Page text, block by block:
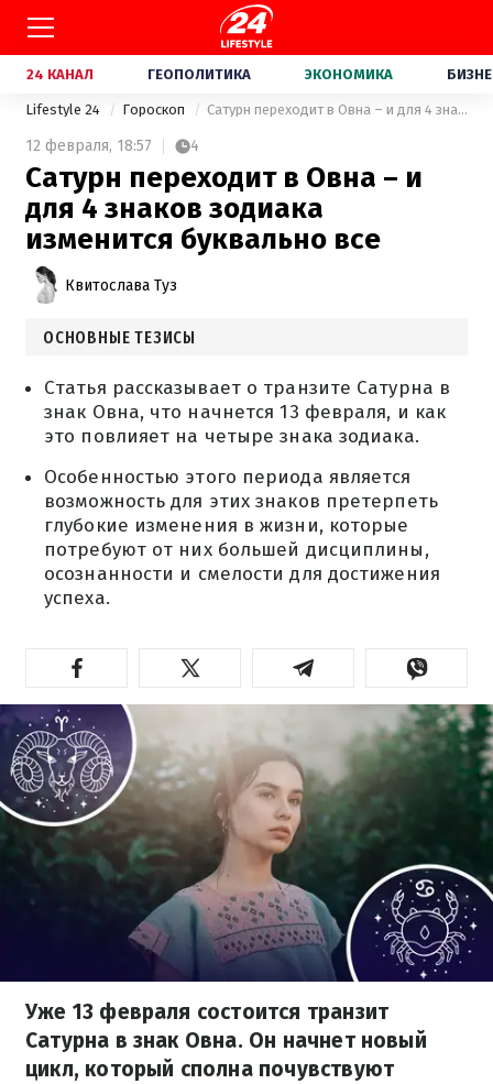
24 КАНАЛ ГЕОПОЛИТИКА ЭКОНОМИКА
Lifestyle 24 Гороскоп Сатурн переходит в Овна – и для 4 знаков зодиака изменится буквально все
12 февраля, 18:57 4
Сатурн переходит в Овна – и
для 4 знаков зодиака
изменится буквально все
Квитослава Туз
ОСНОВНЫЕ ТЕЗИСЫ
Статья рассказывает о транзите Сатурна в
знак Овна, что начнется 13 февраля, и как
это повлияет на четыре знака зодиака.
Особенностью этого периода является
возможность для этих знаков претерпеть
глубокие изменения в жизни, которые
потребуют от них большей дисциплины,
осознанности и смелости для достижения
успеха.
Уже 13 февраля состоится транзит
Сатурна в знак Овна. Он начнет новый
цикл, который сполна почувствуют